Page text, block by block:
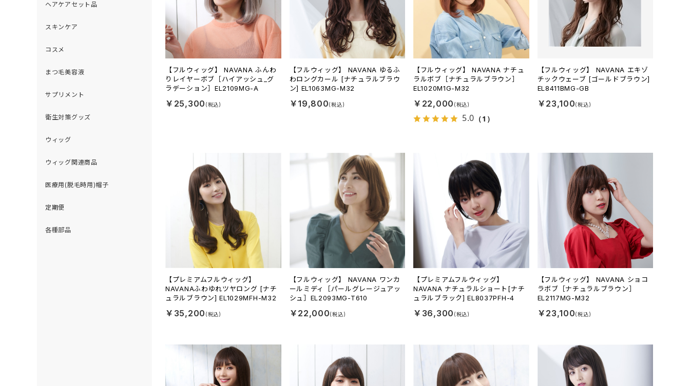
ヘアケアセット品
スキンケア
コスメ
まつ毛美容液
サプリメント
衛生対策グッズ
ウィッグ
ウィッグ関連商品
医療用(脱毛時用)帽子
定期便
各種部品
【フルウィッグ】 NAVANA ふんわ
りレイヤーボブ［ハイアッシュ_グ
ラデーション］EL2109MG-A
￥25,300
【フルウィッグ】 NAVANA ゆるふ
わロングカール [ナチュラルブラウ
ン] EL1063MG-M32
￥19,800
【フルウィッグ】 NAVANA ナチュ
ラルボブ［ナチュラルブラウン］
EL1020M1G-M32
￥22,000
5.0 （1）
【フルウィッグ】 NAVANA エキゾ
チックウェーブ [ゴールドブラウン]
EL8411BMG-GB
￥23,100
【プレミアムフルウィッグ】
NAVANAふわゆれツヤロング [ナチ
ュラルブラウン] EL1029MFH-M32
￥35,200
【フルウィッグ】 NAVANA ワンカ
ールミディ［パールグレージュアッ
シュ］EL2093MG-T610
￥22,000
【プレミアムフルウィッグ】
NAVANA ナチュラルショート[ナチ
ュラルブラック] EL8037PFH-4
￥36,300
【フルウィッグ】 NAVANA ショコ
ラボブ［ナチュラルブラウン］
EL2117MG-M32
￥23,100